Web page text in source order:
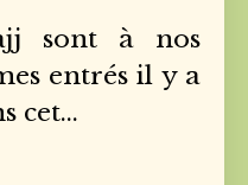
sont à nos
entrés il y a
cet...